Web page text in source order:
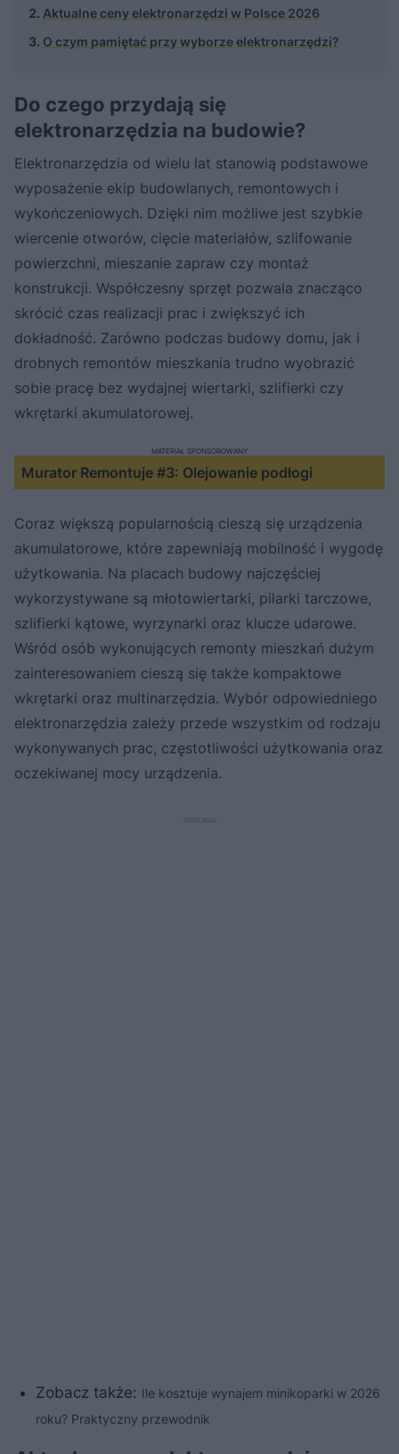
Aktualne ceny elektronarzędzi w Polsce 2026
O czym pamiętać przy wyborze elektronarzędzi?
Do czego przydają się
elektronarzędzia na budowie?
Elektronarzędzia od wielu lat stanowią podstawowe
wyposażenie ekip budowlanych, remontowych i
wykończeniowych. Dzięki nim możliwe jest szybkie
wiercenie otworów, cięcie materiałów, szlifowanie
powierzchni, mieszanie zapraw czy montaż
konstrukcji. Współczesny sprzęt pozwala znacząco
skrócić czas realizacji prac i zwiększyć ich
dokładność. Zarówno podczas budowy domu, jak i
drobnych remontów mieszkania trudno wyobrazić
sobie pracę bez wydajnej wiertarki, szlifierki czy
wkrętarki akumulatorowej.
Murator Remontuje #3: Olejowanie podłogi
MATERIAŁ SPONSOROWANY
Coraz większą popularnością cieszą się urządzenia
akumulatorowe, które zapewniają mobilność i wygodę
użytkowania. Na placach budowy najczęściej
wykorzystywane są młotowiertarki, pilarki tarczowe,
szlifierki kątowe, wyrzynarki oraz klucze udarowe.
Wśród osób wykonujących remonty mieszkań dużym
zainteresowaniem cieszą się także kompaktowe
wkrętarki oraz multinarzędzia. Wybór odpowiedniego
elektronarzędzia zależy przede wszystkim od rodzaju
wykonywanych prac, częstotliwości użytkowania oraz
oczekiwanej mocy urządzenia.
Zobacz także: Ile kosztuje wynajem minikoparki w 2026
roku? Praktyczny przewodnik